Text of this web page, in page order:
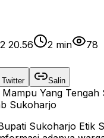
20.56
2 min
78
Twitter Salin
Sukoharjo Etik